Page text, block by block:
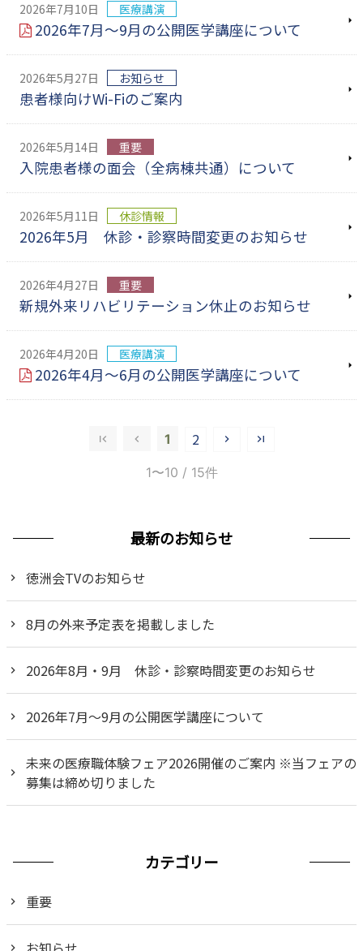
2026年7月～9月の公開医学講座について
2026年7月10日 医療講演
患者様向けWi-Fiのご案内
2026年5月27日 お知らせ
入院患者様の面会（全病棟共通）について
2026年5月14日 重要
2026年5月 休診・診察時間変更のお知らせ
2026年5月11日 休診情報
新規外来リハビリテーション休止のお知らせ
2026年4月27日 重要
2026年4月～6月の公開医学講座について
2026年4月20日 医療講演
1 2
1〜10 / 15件
最新のお知らせ
徳洲会TVのお知らせ
8月の外来予定表を掲載しました
2026年8月・9月 休診・診察時間変更のお知らせ
2026年7月～9月の公開医学講座について
未来の医療職体験フェア2026開催のご案内 ※当フェアの
募集は締め切りました
カテゴリー
重要